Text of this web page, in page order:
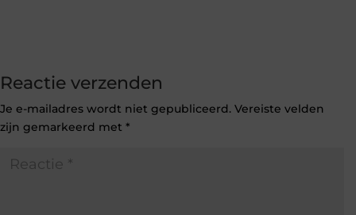
Reactie verzenden
Je e-mailadres wordt niet gepubliceerd. Vereiste velden
zijn gemarkeerd met *